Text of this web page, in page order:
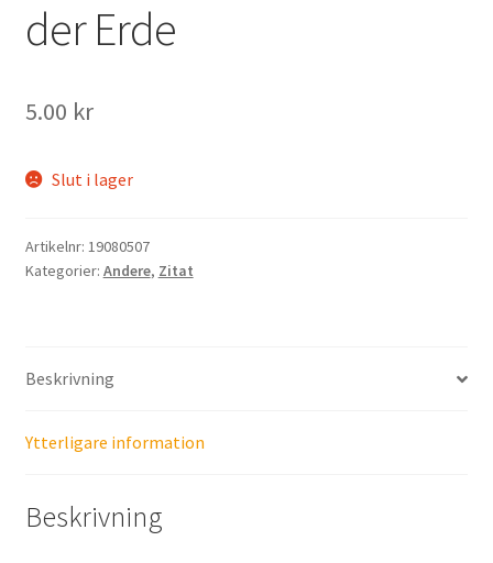
der Erde
5.00 kr
Slut i lager
Artikelnr: 19080507
Kategorier: Andere, Zitat
Beskrivning
Ytterligare information
Beskrivning